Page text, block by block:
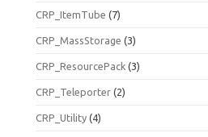
CRP_ItemTube (7)
CRP_MassStorage (3)
CRP_ResourcePack (3)
CRP_Teleporter (2)
CRP_Utility (4)